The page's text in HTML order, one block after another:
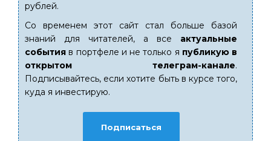
рублей.
Со временем этот сайт стал больше базой
знаний для читателей, а все актуальные
события в портфеле и не только я публикую в
открытом телеграм-канале.
Подписывайтесь, если хотите быть в курсе того,
куда я инвестирую.
Подписаться